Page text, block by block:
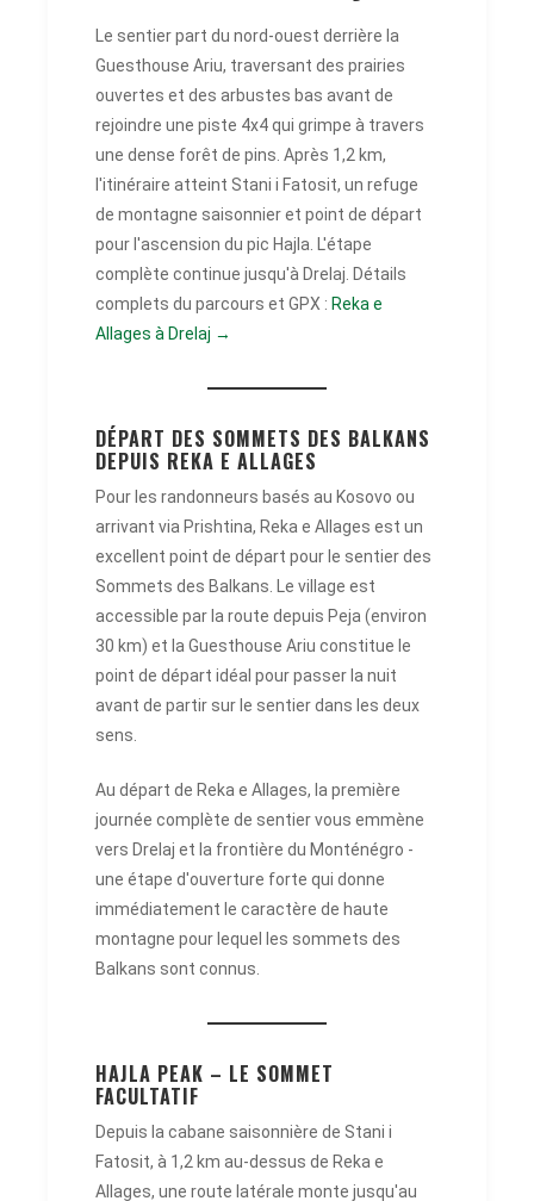
Le sentier part du nord-ouest derrière la
Guesthouse Ariu, traversant des prairies
ouvertes et des arbustes bas avant de
rejoindre une piste 4x4 qui grimpe à travers
une dense forêt de pins. Après 1,2 km,
l'itinéraire atteint Stani i Fatosit, un refuge
de montagne saisonnier et point de départ
pour l'ascension du pic Hajla. L'étape
complète continue jusqu'à Drelaj. Détails
complets du parcours et GPX : Reka e
Allages à Drelaj →
DÉPART DES SOMMETS DES BALKANS
DEPUIS REKA E ALLAGES
Pour les randonneurs basés au Kosovo ou
arrivant via Prishtina, Reka e Allages est un
excellent point de départ pour le sentier des
Sommets des Balkans. Le village est
accessible par la route depuis Peja (environ
30 km) et la Guesthouse Ariu constitue le
point de départ idéal pour passer la nuit
avant de partir sur le sentier dans les deux
sens.
Au départ de Reka e Allages, la première
journée complète de sentier vous emmène
vers Drelaj et la frontière du Monténégro -
une étape d'ouverture forte qui donne
immédiatement le caractère de haute
montagne pour lequel les sommets des
Balkans sont connus.
HAJLA PEAK – LE SOMMET
FACULTATIF
Depuis la cabane saisonnière de Stani i
Fatosit, à 1,2 km au-dessus de Reka e
Allages, une route latérale monte jusqu'au